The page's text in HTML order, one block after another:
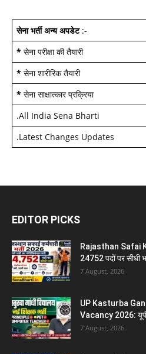
सेना भर्ती अन्य अपडेट:-
* सेना परीक्षा की तैयारी
* सेना शारीरिक तैयारी
* सेना साक्षात्कार प्रक्रिया
.All India Sena Bharti
.Latest Changes Updates
EDITOR PICKS
Rajasthan Safai
24752 पदों पर सीधी
7 August, 2026
UP Kasturba
Vacancy 2026: यूपी
7 August, 2026